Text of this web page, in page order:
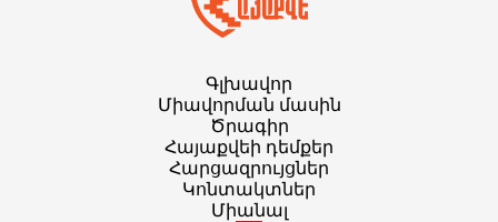
Գլխավոր
Միավորման մասին
Ծրագիր
Հայաքվեի դեմքեր
Հարցազրույցներ
Կոնտակտներ
Միանալ